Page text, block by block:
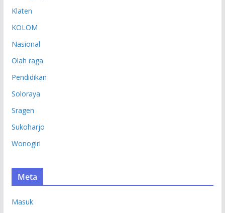
Klaten
KOLOM
Nasional
Olah raga
Pendidikan
Soloraya
Sragen
Sukoharjo
Wonogiri
Meta
Masuk